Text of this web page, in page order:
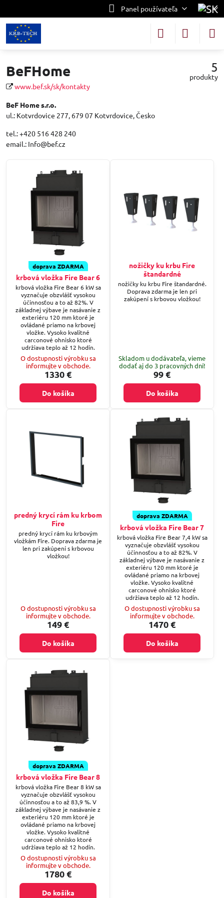
Panel používateľa
BeFHome
www.bef.sk/sk/kontakty
5
produkty
BeF Home s.r.o.
ul.: Kotvrdovice 277, 679 07 Kotvrdovice, Česko
tel.: +420 516 428 240
email.: Info@bef.cz
doprava ZDARMA
krbová vložka Fire Bear 6
krbová vložka Fire Bear 6 kW sa
vyznačuje obzvlášť vysokou
účinnosťou a to až 82%. V
základnej výbave je nasávanie z
exteriéru 120 mm ktoré je
ovládané priamo na krbovej
vložke. Vysoko kvalitné
carconové ohnisko ktoré
udržiava teplo až 12 hodín.
O dostupnosti výrobku sa
informujte v obchode.
1330 €
Do košíka
nožičky ku krbu Fire
štandardné
nožičky ku krbu Fire štandardné.
Doprava zdarma je len pri
zakúpení s krbovou vložkou!
Skladom u dodávateľa, vieme
dodať aj do 3 pracovných dní!
99 €
Do košíka
predný krycí rám ku krbom
Fire
predný krycí rám ku krbovým
vložkám Fire. Doprava zdarma je
len pri zakúpení s krbovou
vložkou!
O dostupnosti výrobku sa
informujte v obchode.
149 €
Do košíka
doprava ZDARMA
krbová vložka Fire Bear 7
krbová vložka Fire Bear 7,4 kW sa
vyznačuje obzvlášť vysokou
účinnosťou a to až 82%. V
základnej výbave je nasávanie z
exteriéru 120 mm ktoré je
ovládané priamo na krbovej
vložke. Vysoko kvalitné
carconové ohnisko ktoré
udržiava teplo až 12 hodín.
O dostupnosti výrobku sa
informujte v obchode.
1470 €
Do košíka
doprava ZDARMA
krbová vložka Fire Bear 8
krbová vložka Fire Bear 8 kW sa
vyznačuje obzvlášť vysokou
účinnosťou a to až 83,9 %. V
základnej výbave je nasávanie z
exteriéru 120 mm ktoré je
ovládané priamo na krbovej
vložke. Vysoko kvalitné
carconové ohnisko ktoré
udržiava teplo až 12 hodín.
O dostupnosti výrobku sa
informujte v obchode.
1780 €
Do košíka